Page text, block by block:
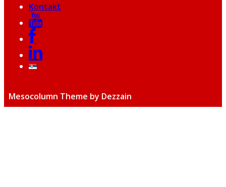
Kontakt
Mesocolumn Theme by Dezzain